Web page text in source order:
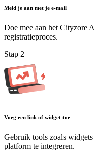
Meld je aan met je e-mail
Doe mee aan het Cityzore
registratieproces.
Stap 2
Voeg een link of widget toe
Gebruik tools zoals
platform te integreren.